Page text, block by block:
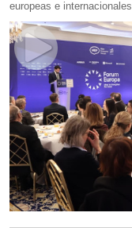
europeas e internacionales.